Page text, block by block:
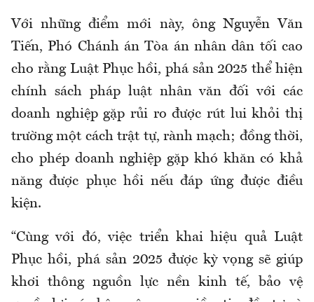
Với những điểm mới này, ông Nguyễn Văn
Tiến, Phó Chánh án Tòa án nhân dân tối cao
cho rằng Luật Phục hồi, phá sản 2025 thể hiện
chính sách pháp luật nhân văn đối với các
doanh nghiệp gặp rủi ro được rút lui khỏi thị
trường một cách trật tự, rành mạch; đồng thời,
cho phép doanh nghiệp gặp khó khăn có khả
năng được phục hồi nếu đáp ứng được điều
kiện.
“Cùng với đó, việc triển khai hiệu quả Luật
Phục hồi, phá sản 2025 được kỳ vọng sẽ giúp
khơi thông nguồn lực nền kinh tế, bảo vệ